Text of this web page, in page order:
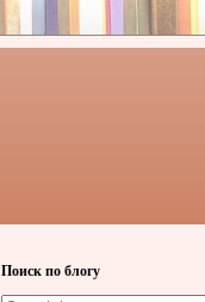
Поиск по блогу